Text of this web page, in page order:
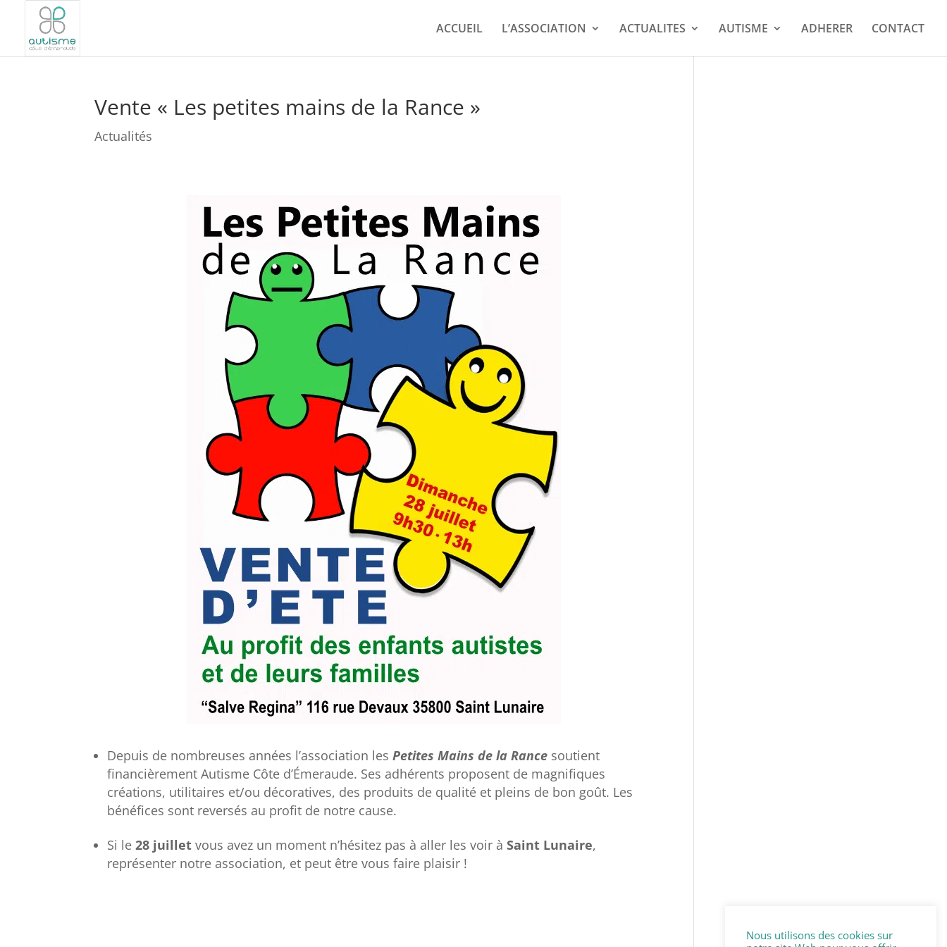
ACCUEIL L’ASSOCIATION ACTUALITES AUTISME ADHERER CONTACT
Vente « Les petites mains de la Rance »
Actualités
Depuis de nombreuses années l’association lesPetites Mains de la Rance soutient
financièrement Autisme Côte d’Émeraude. Ses adhérents proposent de magnifiques
créations, utilitaires et/ou décoratives, des produits de qualité et pleins de bon goût. Les
bénéfices sont reversés au profit de notre cause.
Si le28 juillet vous avez un moment n’hésitez pas à aller les voir àSaint Lunaire,
représenter notre association, et peut être vous faire plaisir !
Nous utilisons des cookies sur